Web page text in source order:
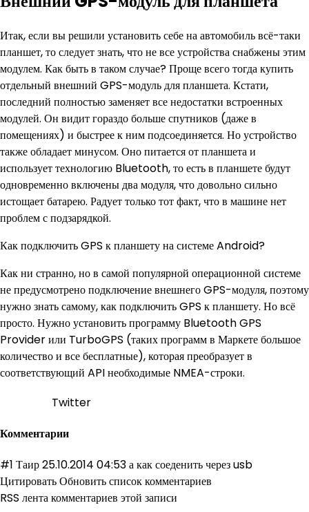
Итак, если вы решили установить себе на автомобиль всё-таки
планшет, то следует знать, что не все устройства снабжены этим
модулем. Как быть в таком случае? Проще всего тогда купить
отдельный внешний GPS-модуль для планшета. Кстати,
последний полностью заменяет все недостатки встроенных
модулей. Он видит гораздо больше спутников (даже в
помещениях) и быстрее к ним подсоединяется. Но устройство
также обладает минусом. Оно питается от планшета и
использует технологию Bluetooth, то есть в планшете будут
одновременно включены два модуля, что довольно сильно
истощает батарею. Радует только тот факт, что в машине нет
проблем с подзарядкой.
Как подключить GPS к планшету на системе Android?
Как ни странно, но в самой популярной операционной системе
не предусмотрено подключение внешнего GPS-модуля, поэтому
нужно знать самому, как подключить GPS к планшету. Но всё
просто. Нужно установить программу Bluetooth GPS
Provider или TurboGPS (таких программ в Маркете большое
количество и все бесплатные), которая преобразует в
соответствующий API необходимые NMEA-строки.
Twitter
Комментарии
#1 Таир 25.10.2014 04:53 а как соеденить через usb
Цитировать Обновить список комментариев
RSS лента комментариев этой записи